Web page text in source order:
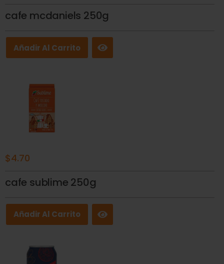
cafe mcdaniels 250g
Añadir Al Carrito
$4.70
cafe sublime 250g
Añadir Al Carrito